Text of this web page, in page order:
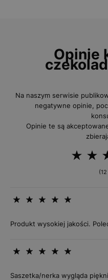
Opinie
Na naszym serwisie
negatywne opinie,
Opinie te są
Produkt wysokiej jakości.
Saszetka/nerka wygląda